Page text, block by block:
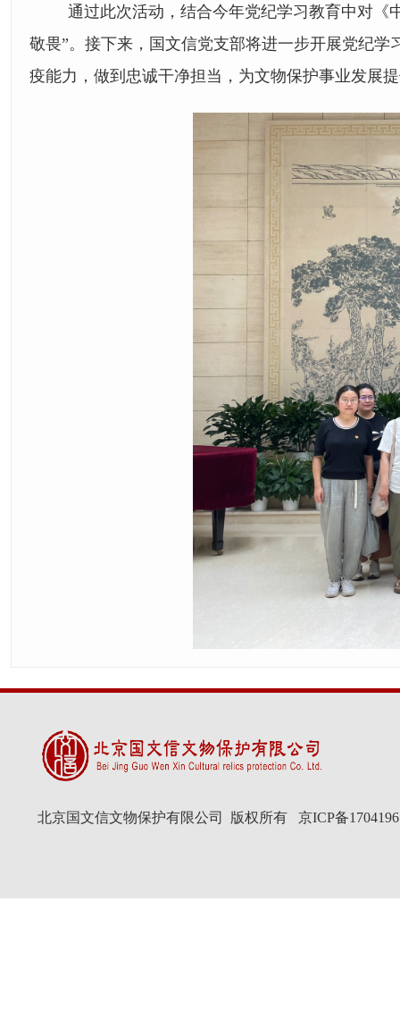
通过此次活动，结合今年党纪学习教育中对《
敬畏”。接下来，国文信党支部将进一步开展党纪
疫能力，做到忠诚干净担当，为文物保护事业发展
北京国文信文物保护有限公司 版权所有 京ICP备